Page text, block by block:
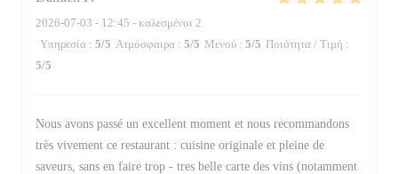
2026-07-03 - 12:45 - καλεσμένοι 2
Υπηρεσία : 5/5 Ατμόσφαιρα : 5/5 Μενού : 5/5 Ποιότητα / Τιμή :
5/5
Nous avons passé un excellent moment et nous recommandons
très vivement ce restaurant : cuisine originale et pleine de
saveurs, sans en faire trop - tres belle carte des vins (notamment